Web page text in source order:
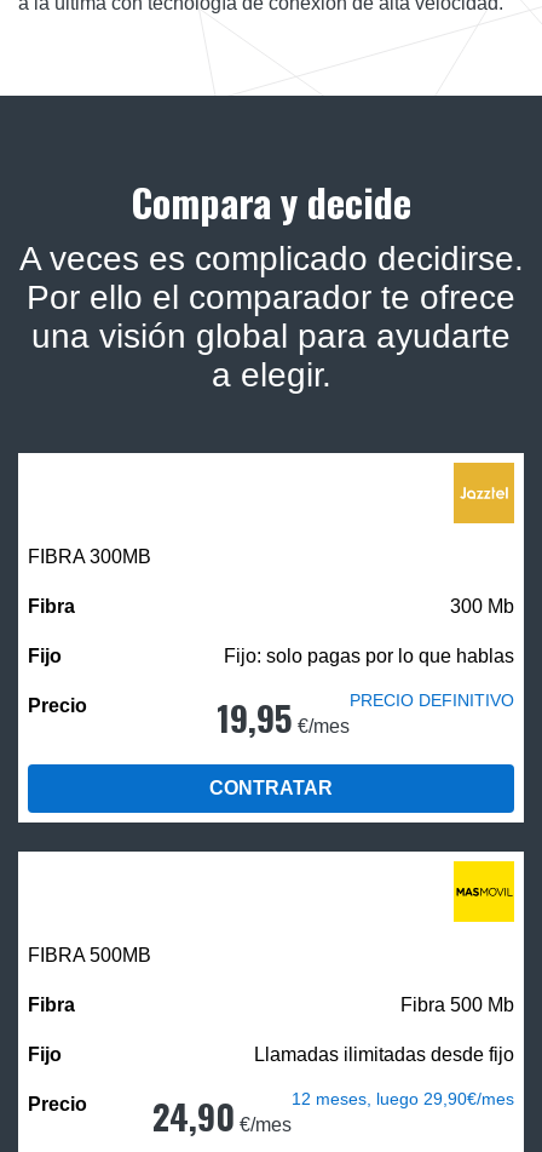
Compara y decide
A veces es complicado decidirse.
Por ello el comparador te ofrece
una visión global para ayudarte
a elegir.
FIBRA 300MB
300 Mb
Fijo: solo pagas por lo que hablas
19,95 €/mes
PRECIO DEFINITIVO
CONTRATAR
FIBRA500MB
Fibra 500 Mb
Llamadas ilimitadas desde fijo
24,90 €/mes
12 meses, luego 29,90€/mes